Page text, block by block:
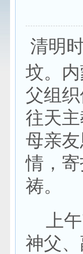
清明
坟。
父组
往天
母亲
情，
祷。
上午
神父